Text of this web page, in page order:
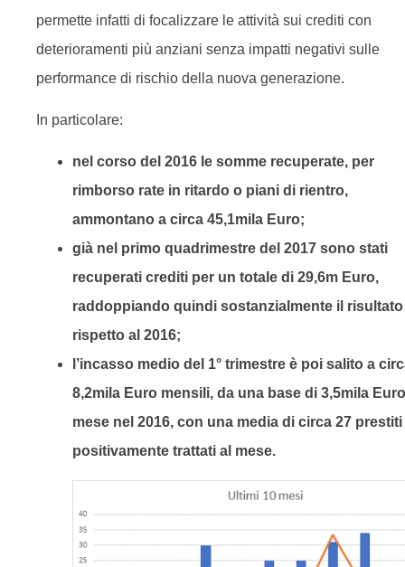
permette infatti di focalizzare le attività sui crediti con
deterioramenti più anziani senza impatti negativi sulle
performance di rischio della nuova generazione.
In particolare:
nel corso del 2016 le somme recuperate, per
rimborso rate in ritardo o piani di rientro,
ammontano a circa 45,1mila Euro;
già nel primo quadrimestre del 2017 sono stati
recuperati crediti per un totale di 29,6m Euro,
raddoppiando quindi sostanzialmente il risultato
rispetto al 2016;
l’incasso medio del 1° trimestre è poi salito a
8,2mila Euro mensili, da una base di 3,5mila
mese nel 2016, con una media di circa 27 prestiti
positivamente trattati al mese.